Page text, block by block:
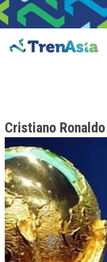
Home
Cristiano Ronaldo